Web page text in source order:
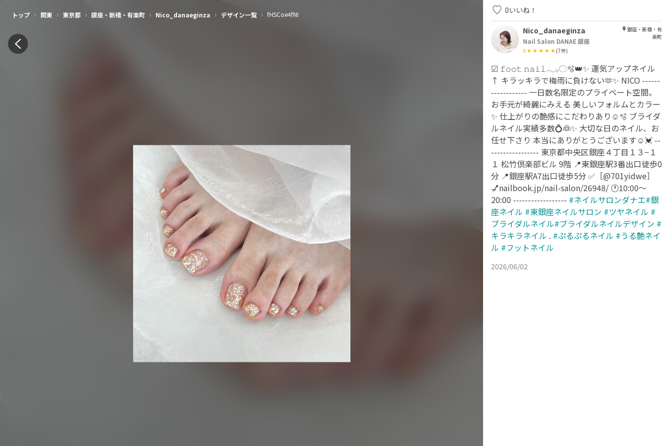
トップ › 関東 › 東京都 › 銀座・新橋・有楽町 › Nico_danaeginza › デザイン一覧 › fHSCoe4fNI 0いいね！
Nico_danaeginza
Nail Salon DANAE 銀座
5 (7件)
銀座・新橋・有
楽町
☑︎ 𝚏𝚘𝚘𝚝 𝚗𝚊𝚒𝚕𓂃𓂂◌🫧👑✨ 運気アップネイル
↑ キラッキラで梅雨に負けない🫶✨ NICO ------
------------ 一日数名限定のプライベート空間。
お手元が綺麗にみえる 美しいフォルムとカラー
✨ 仕上がりの艶感にこだわりあり☺️🫧 ブライダ
ルネイル実績多数💍👰✨ 大切な日のネイル、お
任せ下さり 本当にありがとうございます☺️💓 --
---------------- 東京都中央区銀座４丁目１３−１
１ 松竹倶楽部ビル 9階 📍東銀座駅3番出口徒歩0
分 📍銀座駅A7出口徒歩5分 ✅［@701yidwe］
💅nailbook.jp/nail-salon/26948/ 🕐10:00〜
20:00 ------------------ #ネイルサロンダナエ#銀
座ネイル #東銀座ネイルサロン #ツヤネイル #
ブライダルネイル#ブライダルネイルデザイン #
キラキラネイル . #ぷるぷるネイル #うる艶ネイ
ル #フットネイル
2026/06/02